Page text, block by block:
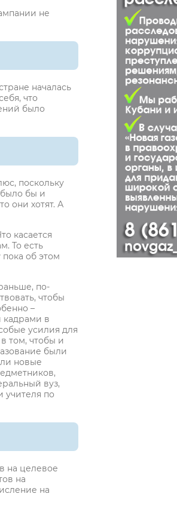
не
началась
что
было
поскольку
было бы и
они хотят. А
касается
То есть
об этом
по-
чтобы
–
кадрами в
усилия для
том, чтобы и
были
новые
вуз,
учителя по
на целевое
на
на